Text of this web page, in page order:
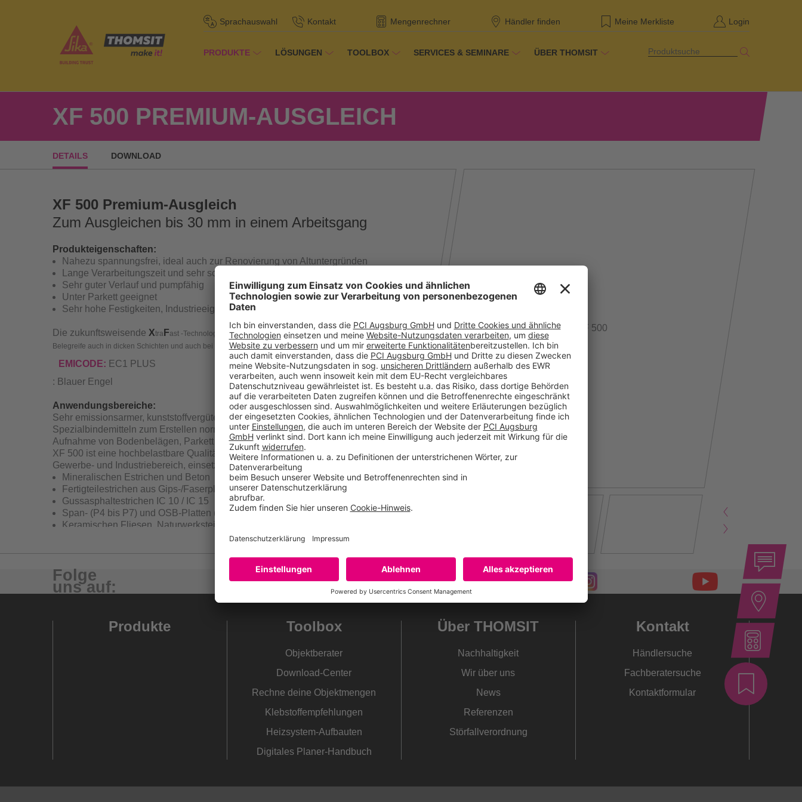
Sprachauswahl Kontakt Mengenrechner Händler finden Meine Merkliste Login
PRODUKTE LÖSUNGEN TOOLBOX SERVICES & SEMINARE ÜBER THOMSIT Produktsuche
XF 500 PREMIUM-AUSGLEICH
DETAILS DOWNLOAD
XF 500 Premium-Ausgleich
Zum Ausgleichen bis 30 mm in einem Arbeitsgang
Produkteigenschaften:
Nahezu spannungsfrei, ideal auch zur Renovierung von Altuntergründen
Lange Verarbeitungszeit und sehr schnelle Belegreife
Sehr guter Verlauf und pumpfähig
Unter Parkett geeignet
Sehr hohe Festigkeiten, Industrieeignung
Die zukunftsweisende Xtra Fast -Technologie sorgt für besonders frühe und sicher erreichbare
Belegreife auch in dicken Schichten und auch bei ungünstigen klimatischen Bedingungen.
EMICODE: EC1 PLUS
: Blauer Engel
Anwendungsbereiche:
Sehr emissionsarmer, kunststoffvergüteter Bodenausgleich auf Basis von
Spezialbindemitteln zum Erstellen normgerechter Untergründe für die
Aufnahme von Bodenbelägen, Parkett und Sika Beschichtungen. THOMSIT
XF 500 ist eine hochbelastbare Qualitätsspachtelmasse für den Wohn-,
Gewerbe- und Industriebereich, einsetzbar auf geeigneten
Mineralischen Estrichen und Beton
Fertigteilestrichen aus Gips-/Faserplatten
Gussasphaltestrichen IC 10 / IC 15
Span- (P4 bis P7) und OSB-Platten (OSB/2 bis OSB/4)
Keramischen Fliesen, Naturwerkstein und Terrazzo
Zuvor genannten Untergründen als Altuntergrund mit festhaftenden,
Auch in stark beanspruchten Bereichen einsetzbar, z.B. Krankenhäuser im
OP- und Intensivbereich, Ladenlokale, Einkaufszentren und Industriehallen.
Nur für den trockenen Innenbereich.
Folge
uns auf:
Produkte Toolbox
Objektberater
Download-Center
Rechne deine Objektmengen
Klebstoffempfehlungen
Heizsystem-Aufbauten
Digitales Planer-Handbuch
Über THOMSIT
Nachhaltigkeit
Wir über uns
News
Referenzen
Störfallverordnung
Kontakt
Händlersuche
Fachberatersuche
Kontaktformular